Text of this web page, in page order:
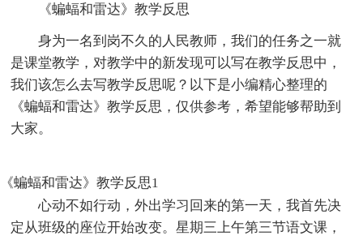
《蝙蝠和雷达》教学反思
身为一名到岗不久的人民教师，我们的任务之一就
是课堂教学，对教学中的新发现可以写在教学反思中，
我们该怎么去写教学反思呢？以下是小编精心整理的
《蝙蝠和雷达》教学反思，仅供参考，希望能够帮助到
大家。
《蝙蝠和雷达》教学反思1
心动不如行动，外出学习回来的第一天，我首先决
定从班级的座位开始改变。星期三上午第三节语文课，